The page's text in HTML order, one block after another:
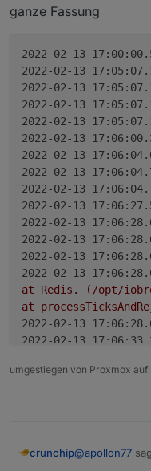
ganze Fassung
2022-02-13
2022-02-13
2022-02-13
2022-02-13
2022-02-13
2022-02-13
2022-02-13
2022-02-13
2022-02-13
2022-02-13
2022-02-13
2022-02-13
2022-02-13
2022-02-13
at
Redis.
(/opt/
at
2022-02-13
2022-02-13
2022-02-13
umgestiegen von Proxmox auf
crunchip@apollon77